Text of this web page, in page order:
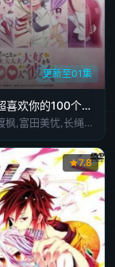
更新至01集
超超超超超喜欢你的100个女朋友第3季
加藤涉,本渡枫,富田美忧,长绳麻理亚,濑户麻沙美,朝井彩加,上坂堇,进藤天音,三森铃子,高桥李依,Lynn,高尾奏音,石原夏织,竹达彩奈,千叶繁,上田祐司
7.8